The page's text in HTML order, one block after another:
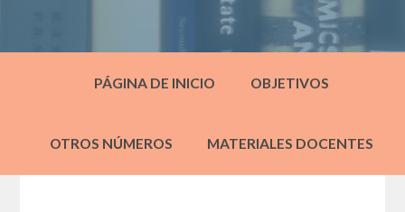
PÁGINA DE INICIO OBJETIVOS
OTROS NÚMEROS MATERIALES DOCENTES